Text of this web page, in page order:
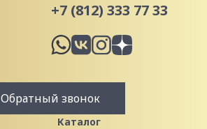
+7 (812) 333 77 33
Обратный звонок
Каталог